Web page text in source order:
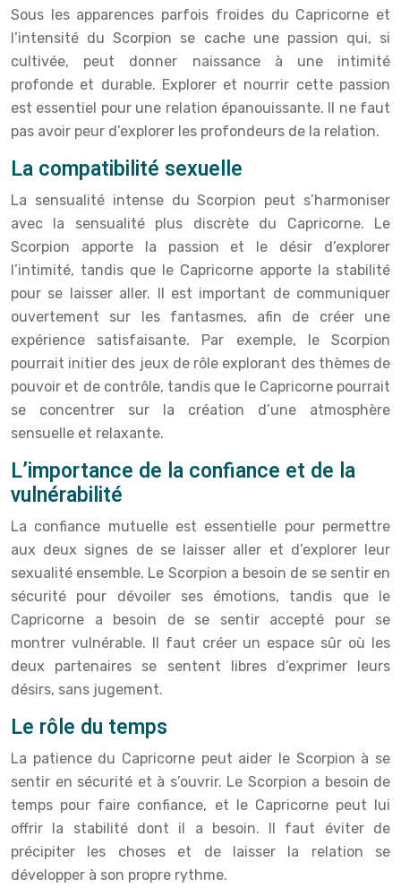
Sous les apparences parfois froides du Capricorne et
l’intensité du Scorpion se cache une passion qui, si
cultivée, peut donner naissance à une intimité
profonde et durable. Explorer et nourrir cette passion
est essentiel pour une relation épanouissante. Il ne faut
pas avoir peur d’explorer les profondeurs de la relation.
La compatibilité sexuelle
La sensualité intense du Scorpion peut s’harmoniser
avec la sensualité plus discrète du Capricorne. Le
Scorpion apporte la passion et le désir d’explorer
l’intimité, tandis que le Capricorne apporte la stabilité
pour se laisser aller. Il est important de communiquer
ouvertement sur les fantasmes, afin de créer une
expérience satisfaisante. Par exemple, le Scorpion
pourrait initier des jeux de rôle explorant des thèmes de
pouvoir et de contrôle, tandis que le Capricorne pourrait
se concentrer sur la création d’une atmosphère
sensuelle et relaxante.
L’importance de la confiance et de la
vulnérabilité
La confiance mutuelle est essentielle pour permettre
aux deux signes de se laisser aller et d’explorer leur
sexualité ensemble. Le Scorpion a besoin de se sentir en
sécurité pour dévoiler ses émotions, tandis que le
Capricorne a besoin de se sentir accepté pour se
montrer vulnérable. Il faut créer un espace sûr où les
deux partenaires se sentent libres d’exprimer leurs
désirs, sans jugement.
Le rôle du temps
La patience du Capricorne peut aider le Scorpion à se
sentir en sécurité et à s’ouvrir. Le Scorpion a besoin de
temps pour faire confiance, et le Capricorne peut lui
offrir la stabilité dont il a besoin. Il faut éviter de
précipiter les choses et de laisser la relation se
développer à son propre rythme.